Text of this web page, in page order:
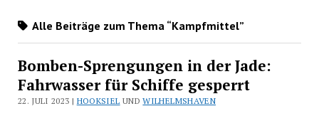
Alle Beiträge zum Thema “Kampfmittel”
Bomben-Sprengungen in der Jade:
Fahrwasser für Schiffe gesperrt
22. JULI 2023 | HOOKSIEL UNDWILHELMSHAVEN